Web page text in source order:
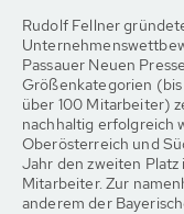
Rudolf Fellner
Passauer Neuen
Größenkategorien (bis
über 100 Mitarbeiter)
nachhaltig erfolgreich
Oberösterreich und
Jahr den zweiten
Mitarbeiter. Zur
anderem der